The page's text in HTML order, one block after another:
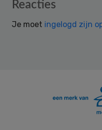
Reader
Reacties
Je moet ingelogd zijn